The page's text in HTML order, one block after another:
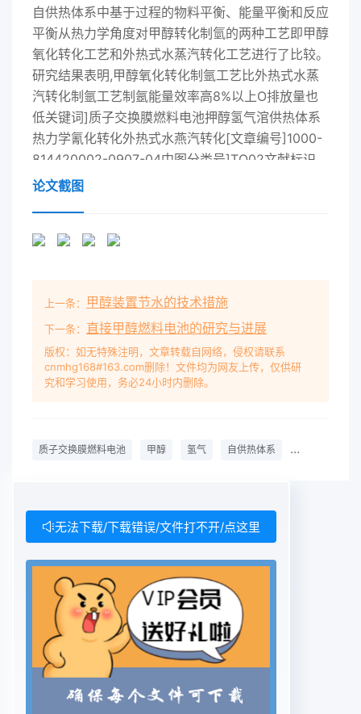
自供热体系中基于过程的物料平衡、能量平衡和反应
平衡从热力学角度对甲醇转化制氫的两种工艺即甲醇
氧化转化工艺和外热式水蒸汽转化工艺进行了比较。
研究结果表明,甲醇氧化转化制氩工艺比外热式水蒸
汽转化制氩工艺制氬能量效率高8%以上O排放量也
低关键词]质子交换膜燃料电池押醇氢气涫供热体系
热力学氰化转化外热式水燕汽转化[文章编号]1000-
814420002-0907-04中图分类号]TQ02文献标识
码]A目前以甲醇转化制氬作质子交换膜燃料电池由
不同但均为由甲醇氧化燃烧供热由热式水蒸汽转化
方法孰优孰劣至此转化温度T制氫能量效率η(O产率
yo都是今仍无定论。本文以有效利用能量和減少环
境污染氧醇摩尔比∫水醇摩尔比n反应压力p等的函作
为衡量准则对这两种方法进行热力学分析与计数。根
据系统中存在的三个平衡物料平衡、能量平算比较其
化制氢过程分析PEMFC氫源作为一种自供热、可移
N3、OOλ、OO和ⅱ,初始物料摩尔流量为化供氢其所
有的能量均来源于甲醇而所有的物质FAFB0FCFD小
FEo FEOF则总初始物均来源于甲醇、水和空气。制
氢工艺流程见图1料摩尔流量为Fo=FAA+ FB0+
FCa+ FDo+ FEo+ FFo+FGo甲醇a,POX蒸发器反应
器则有FB= nFAD ,FCo=fF在反应温度不是很高、
CO浓度较小的条件下,本反应体系甲烷化反应可忽
略。因此假设反应器内部物料摩尔流量为 FA FRF、
FDFE、FFFG产品气则总物料摩尔流量为燃烧废气
F=FA+ FB+ Fc+ Fo+ FE+ FF+ FGb. MSR-MC假设
论文截图
上一条： 甲醇装置节水的技术措施
下一条： 直接甲醇燃料电池的研究与进展
版权：如无特殊注明，文章转载自网络，侵权请联系
cnmhg168#163.com删除！文件均为网友上传，仅供研
究和学习使用，务必24小时内删除。
质子交换膜燃料电池 甲醇 氢气 自供热体系 热力学
无法下载/下载错误/文件打不开/点这里